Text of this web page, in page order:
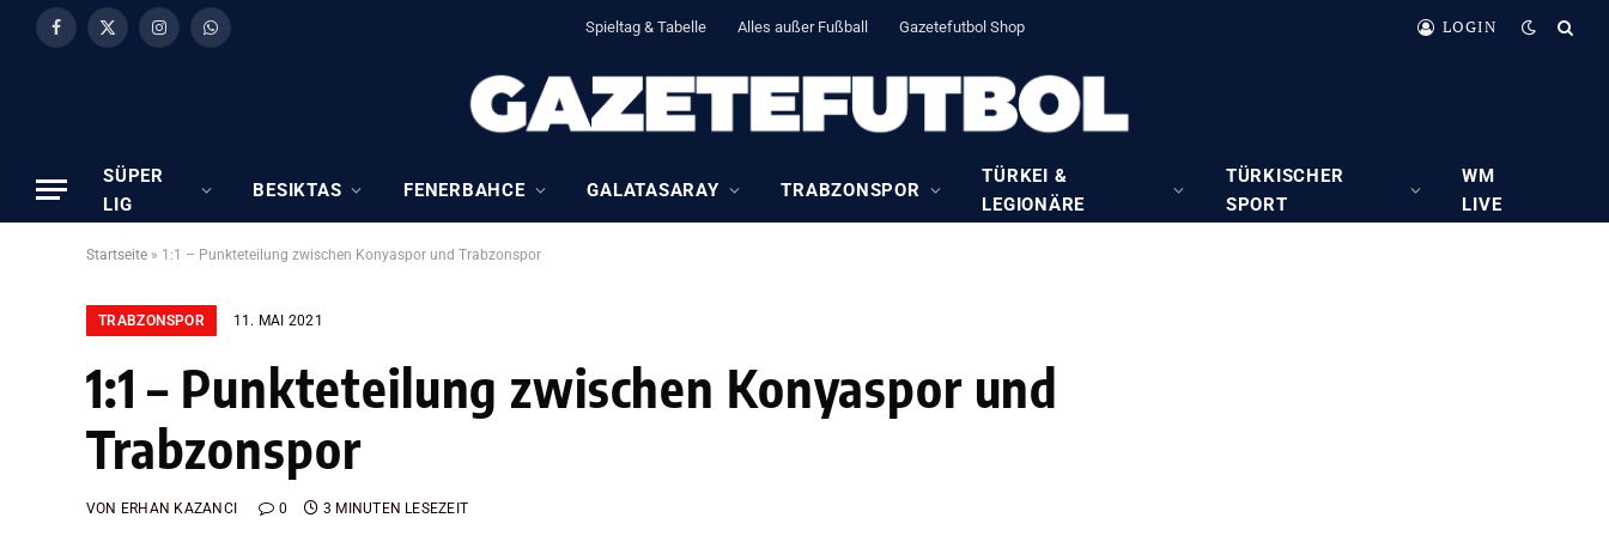
Facebook
X
InstagramWhatsApp Spieltag & Tabelle Alles außer Fußball Gazetefutbol Shop LOGIN
SÜPER
LIG
BESIKTAS FENERBAHCE GALATASARAY TRABZONSPOR
TÜRKEI &
LEGIONÄRE
TÜRKISCHER
SPORT
WM
LIVE
Startseite » 1:1 – Punkteteilung zwischen Konyaspor und Trabzonspor
TRABZONSPOR 11. MAI 2021
1:1 – Punkteteilung zwischen Konyaspor und
Trabzonspor
VON ERHAN KAZANCI 0 3 MINUTEN LESEZEIT